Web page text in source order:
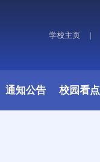
学校主页 |
通知公告 校园看点